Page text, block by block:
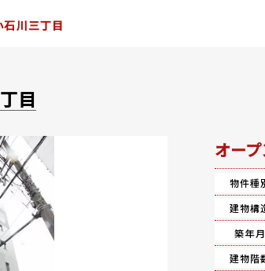
石川三丁目
目
オー
物件種
建物構
築年月
建物階